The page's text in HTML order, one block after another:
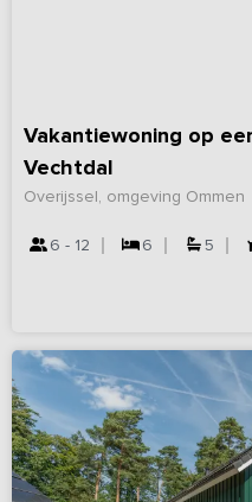
Vakantiewoning op
Vechtdal
Overijssel, omgeving Ommen
6 - 12 6 5